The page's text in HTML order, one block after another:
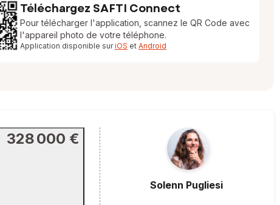
Téléchargez SAFTI Connect
Pour télécharger l'application, scannez le QR Code avec
l'appareil photo de votre téléphone.
Application disponible suriOS et Android
328 000 €
Solenn Pugliesi